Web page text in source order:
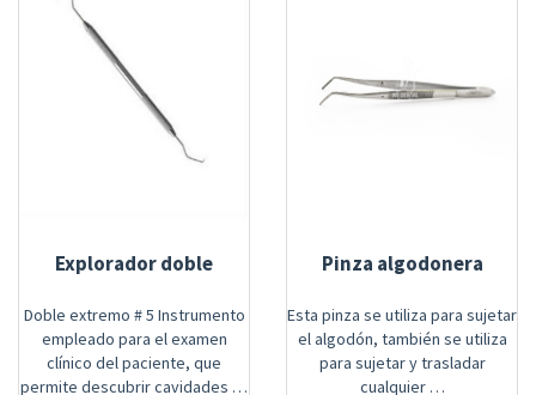
Explorador doble
Doble extremo # 5 Instrumento
empleado para el examen
clínico del paciente, que
permite descubrir cavidades …
Pinza algodonera
Esta pinza se utiliza para sujetar
el algodón, también se utiliza
para sujetar y trasladar
cualquier …